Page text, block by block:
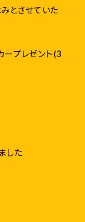
とさせていた
ープレゼント(3
した